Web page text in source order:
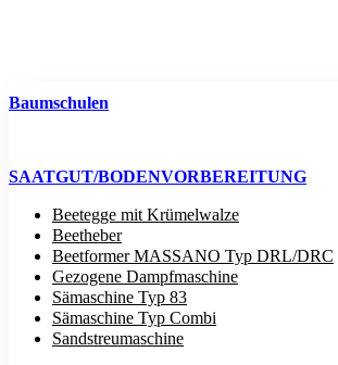
Baumschulen
SAATGUT/BODENVORBEREITUNG
Beetegge mit Krümelwalze
Beetheber
Beetformer MASSANO Typ DRL/DRC
Gezogene Dampfmaschine
Sämaschine Typ 83
Sämaschine Typ Combi
Sandstreumaschine